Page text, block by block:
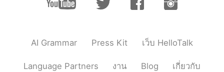
AI Grammar Press Kit เว็บ HelloTalk
Language Partners งาน Blog เกี่ยวกับ